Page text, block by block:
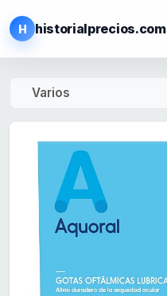
H historialprecios.com
Varios